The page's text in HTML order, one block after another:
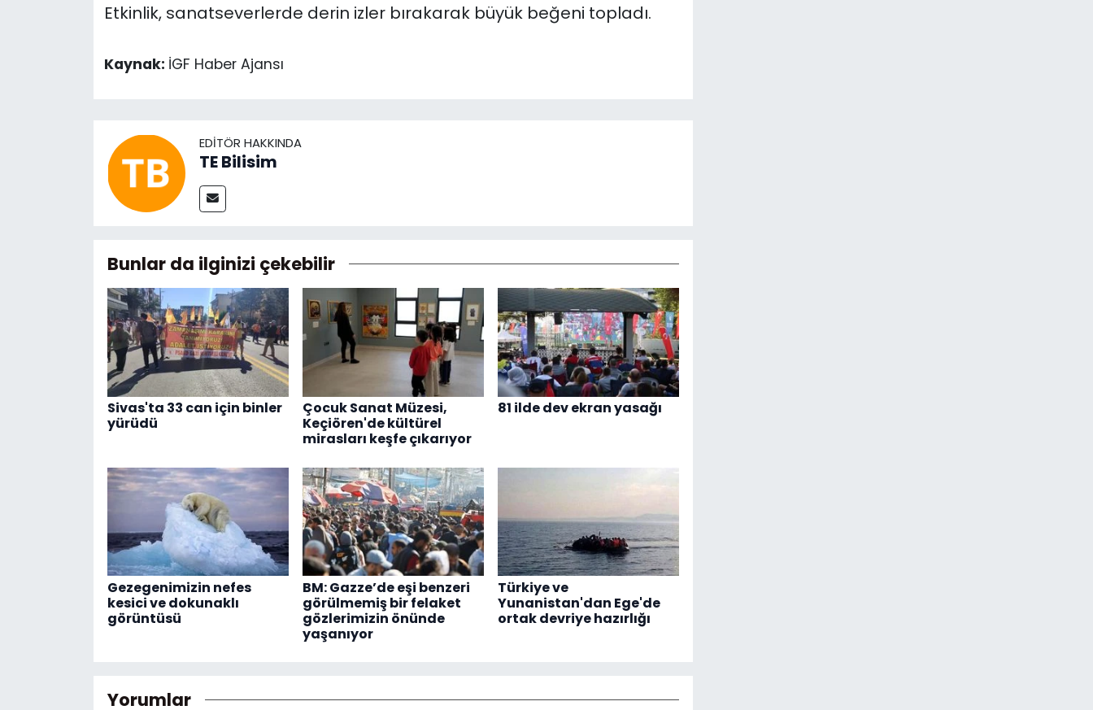
Etkinlik, sanatseverlerde derin izler bırakarak büyük beğeni topladı.
Kaynak: İGF Haber Ajansı
EDITÖR HAKKINDA
TE Bilisim
Bunlar da ilginizi çekebilir
Sivas'ta 33 can için binler
yürüdü
Çocuk Sanat Müzesi,
Keçiören'de kültürel
mirasları keşfe çıkarıyor
81 ilde dev ekran yasağı
Gezegenimizin nefes
kesici ve dokunaklı
görüntüsü
BM: Gazze’de eşi benzeri
görülmemiş bir felaket
gözlerimizin önünde
yaşanıyor
Türkiye ve
Yunanistan'dan Ege'de
ortak devriye hazırlığı
Yorumlar